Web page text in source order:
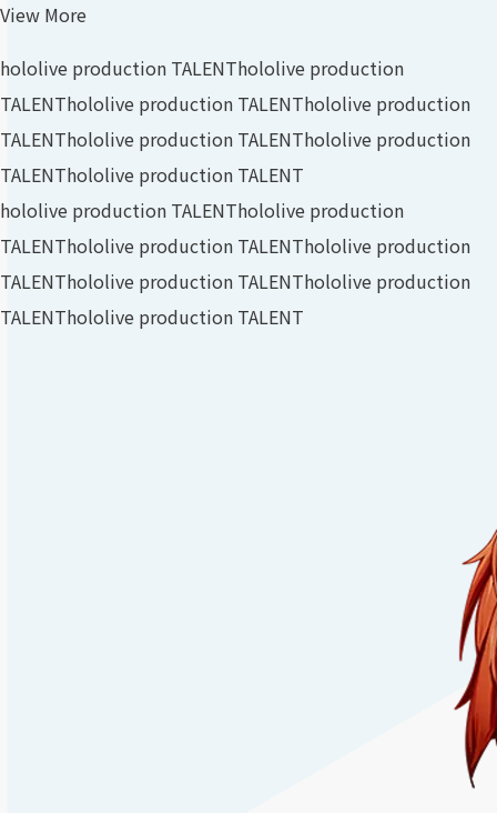
View More
hololive production TALENThololive production
TALENThololive production TALENThololive production
TALENThololive production TALENThololive production
TALENThololive production TALENT
hololive production TALENThololive production
TALENThololive production TALENThololive production
TALENThololive production TALENThololive production
TALENThololive production TALENT